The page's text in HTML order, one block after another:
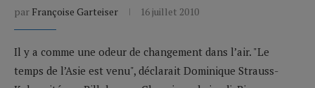
par Françoise Garteiser 16 juillet 2010
Il y a comme une odeur de changement dans l’air. "Le
temps de l’Asie est venu", déclarait Dominique Strauss-